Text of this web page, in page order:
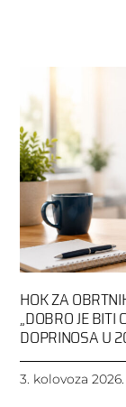
HOK ZA
„DOBRO JE BITI
DOPRINOSA U
3. kolovoza 2026.